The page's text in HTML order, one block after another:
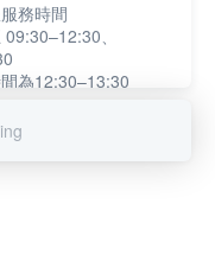
務時間
、
為12:30–13:30
會自動已讀訊息，如